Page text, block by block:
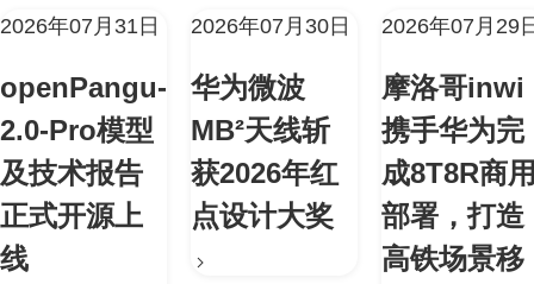
2026年07月31日
openPangu-
2.0-Pro模型
及技术报告
正式开源上
线
2026年07月30日
华为微波
MB²天线斩
获2026年红
点设计大奖
2026年07月29
摩洛哥inwi
携手华为完
成8T8R商
部署，打造
高铁场景移